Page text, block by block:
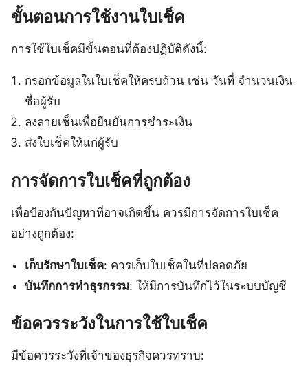
ขั้นตอนการใช้งานใบเช็ค
การใช้ใบเช็คมีขั้นตอนที่ต้องปฏิบัติดังนี้:
กรอกข้อมูลในใบเช็คให้ครบถ้วน เช่น วันที่ จำนวนเงิน
ชื่อผู้รับ
ลงลายเซ็นเพื่อยืนยันการชำระเงิน
ส่งใบเช็คให้แก่ผู้รับ
การจัดการใบเช็คที่ถูกต้อง
เพื่อป้องกันปัญหาที่อาจเกิดขึ้น ควรมีการจัดการใบเช็ค
อย่างถูกต้อง:
เก็บรักษาใบเช็ค: ควรเก็บใบเช็คในที่ปลอดภัย
บันทึกการทำธุรกรรม: ให้มีการบันทึกไว้ในระบบบัญชี
ข้อควรระวังในการใช้ใบเช็ค
มีข้อควรระวังที่เจ้าของธุรกิจควรทราบ: